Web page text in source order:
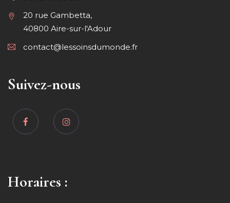
20 rue Gambetta,
40800 Aire-sur-l'Adour
contact@lessoinsdumonde.fr
Suivez-nous
Horaires :